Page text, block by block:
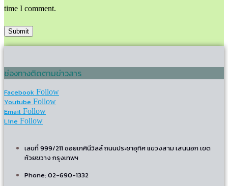
time I comment.
ช่องทางติดตามข่าวสาร
Facebook Follow
Youtube Follow
Email Follow
Line Follow
เลขที่ 999/211 ซอยเกศินีวิลล์ ถนนประชาอุทิศ แขวงสาม เสนนอก เขต
ห้วยขวาง กรุงเทพฯ
Phone: 02-690-1332